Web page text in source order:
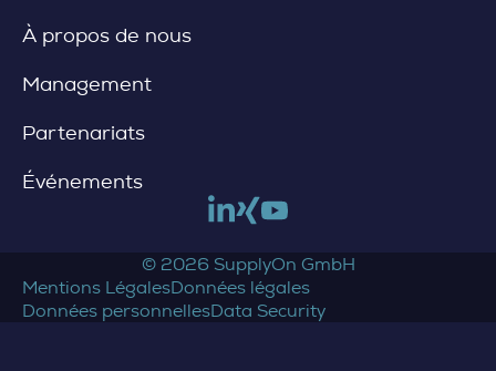
À propos de nous
Management
Partenariats
Événements
Link to linkedin
Link to xing
© 2026 SupplyOn GmbH
Mentions LégalesDonnées légales
Données personnellesData Security